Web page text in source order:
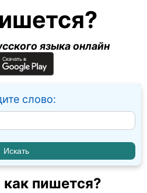
языка онлайн
слово:
пишется?